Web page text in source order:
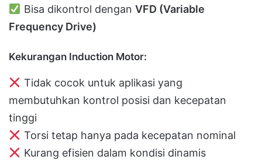
Bisa dikontrol dengan VFD (Variable
Frequency Drive)
Kekurangan Induction Motor:
Tidak cocok untuk aplikasi yang
membutuhkan kontrol posisi dan kecepatan
tinggi
Torsi tetap hanya pada kecepatan nominal
Kurang efisien dalam kondisi dinamis